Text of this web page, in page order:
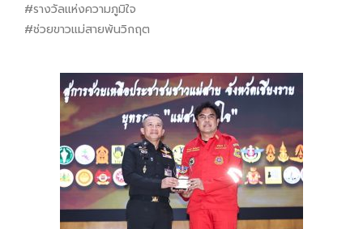
#รางวัลแห่งความภูมิใจ
#ช่วยขาวแม่สายพ้นวิกฤต